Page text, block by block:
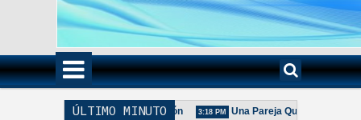
ÚLTIMO MINUTO
Unida Es Importante - Reflexión 3:18 PM Una Pareja Que Ora Unida. -